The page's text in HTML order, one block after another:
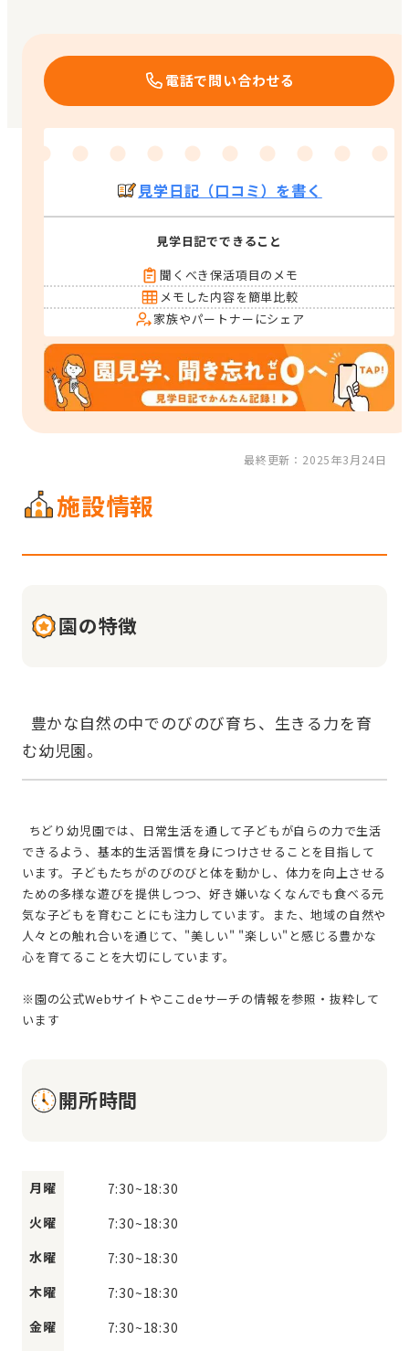
電話で問い合わせる
見学日記（口コミ）を書く
見学日記でできること
聞くべき保活項目のメモ
メモした内容を簡単比較
家族やパートナーにシェア
最終更新：2025年3月24日
施設情報
園の特徴
できるよう、基本的生活習慣を身につけさせることを目指して
います。子どもたちがのびのびと体を動かし、体力を向上させる
ための多様な遊びを提供しつつ、好き嫌いなくなんでも食べる元
気な子どもを育むことにも注力しています。また、地域の自然や
人々との触れ合いを通じて、"美しい" "楽しい"と感じる豊かな
心を育てることを大切にしています。
※園の公式Webサイトやここdeサーチの情報を参照・抜粋して
開所時間
月曜 7:30~18:30
火曜
7:30~18:30
水曜
7:30~18:30
木曜
7:30~18:30
金曜
7:30~18:30